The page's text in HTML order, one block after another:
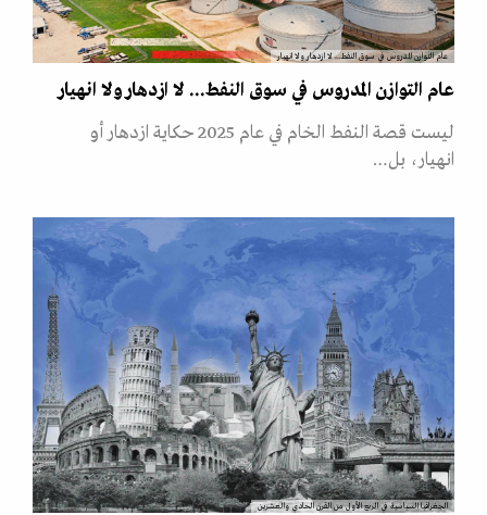
عام التوازن المدروس في سوق النفط... لا ازدهار ولا انهيار
عام التوازن المدروس في سوق النفط... لا ازدهار ولا انهيار
ليست قصة النفط الخام في عام 2025 حكاية ازدهار أو
انهيار، بل…
الجغرافيا السياسية في الربع الأول من القرن الحادي والعشرين